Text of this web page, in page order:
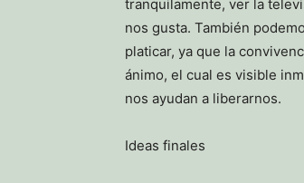
tranquilamente, ver la
nos gusta. También
platicar, ya que la
ánimo, el cual es visible
nos ayudan a liberarnos.
Ideas finales